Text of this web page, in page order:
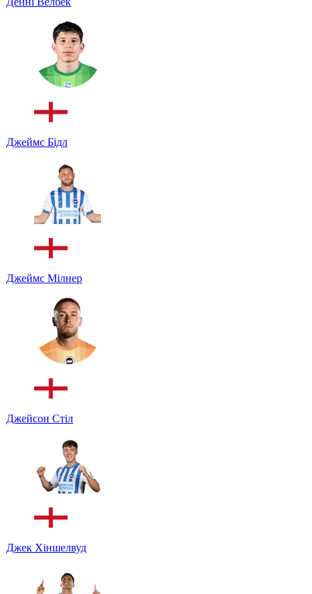
Джеймс Бідл
Джеймс Мілнер
Джейсон Стіл
Джек Хіншелвуд